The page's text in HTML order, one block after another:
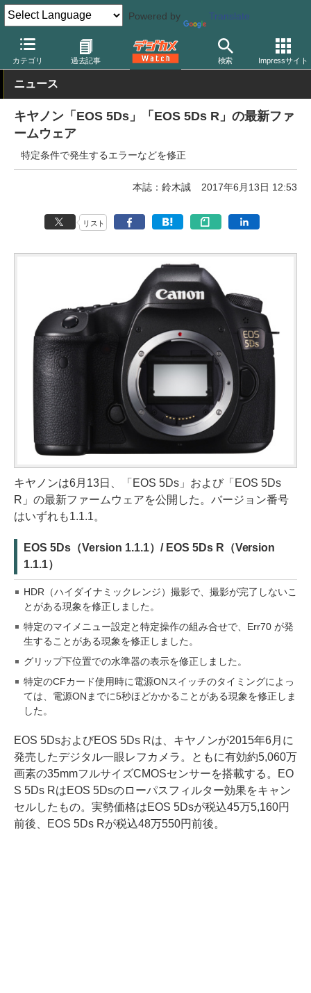
Powered by Translate
カテゴリ 過去記事 検索 Impressサイト
デジカメ Watch カメラ 一眼レフカメラ キヤノン
ニュース
キヤノン「EOS 5Ds」「EOS 5Ds R」の最新ファ
ームウェア
特定条件で発生するエラーなどを修正
本誌：鈴木誠 2017年6月13日 12:53
リスト
キヤノンは6月13日、「EOS 5Ds」および「EOS 5Ds
R」の最新ファームウェアを公開した。バージョン番号
はいずれも1.1.1。
EOS 5Ds（Version 1.1.1）/ EOS 5Ds R（Version
1.1.1）
HDR（ハイダイナミックレンジ）撮影で、撮影が完了しないこ
とがある現象を修正しました。
特定のマイメニュー設定と特定操作の組み合せで、Err70 が発
生することがある現象を修正しました。
グリップ下位置での水準器の表示を修正しました。
特定のCFカード使用時に電源ONスイッチのタイミングによっ
ては、電源ONまでに5秒ほどかかることがある現象を修正しま
した。
EOS 5DsおよびEOS 5Ds Rは、キヤノンが2015年6月に
発売したデジタル一眼レフカメラ。ともに有効約5,060万
画素の35mmフルサイズCMOSセンサーを搭載する。EO
S 5Ds RはEOS 5Dsのローパスフィルター効果をキャン
セルしたもの。実勢価格はEOS 5Dsが税込45万5,160円
前後、EOS 5Ds Rが税込48万550円前後。